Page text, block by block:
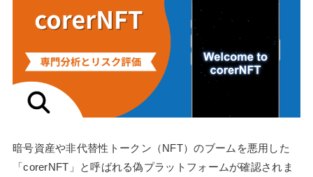
暗号資産や非代替性トークン（NFT）のブームを悪用した
「corerNFT」と呼ばれる偽プラットフォームが確認されま